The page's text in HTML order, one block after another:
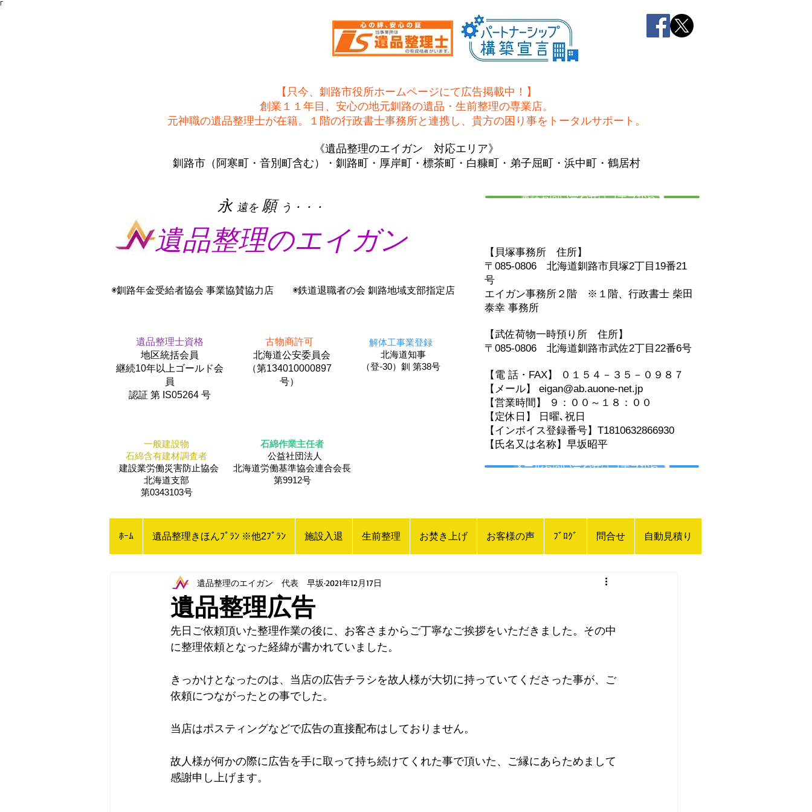
Γ
【只今、釧路市役所ホームページにて広告掲載中！】
創業１１年目、安心の地元釧路の遺品・生前整理の専業店。
​元神職の遺品整理士が在籍。１階の行政書士事務所と連携し、貴方の困り事をトータルサポート。
《遺品整理のエイガン 対応エリア》
釧路市（阿寒町・音別町含む）・釧路町・厚岸町・標茶町・白糠町・弟子屈町・浜中町・鶴居村
​永 遠を 願 う・・・
遺品整理のエイガン
◉釧路年金受給者協会 事業協賛協力店 ◉鉄道退職者の会 釧路地域支部指定店
遺品整理士資格
地区統括会員
​継続10年以上ゴールド会
員
認証 第 IS05264 号
古物商許可
北海道公安委員会
（第134010000897
号）
解体工事業登録
北海道知事
（登-30）釧 第38号
一般建設物
石綿含有建材調査者
建設業労働災害防止協会
北海道支部
第0343103号
石綿作業主任者
公益社団法人
​北海道労働基準協会連合会長
第9912号
電話お問い合わせはコチラから☚
【貝塚事務所 住所】
〒085-0806 北海道釧路市貝塚2丁目19番21
号
エイガン事務所２階
※１階、 行政書士 柴田
泰幸 事務所
【武佐荷物一時預り所 住所】
〒085-0806 北海道釧路市武佐2丁目22番6号
【電 話・FAX】 ０１５４－３５－０９８７
【メール】 eigan@ab.auone-net.jp
【営業時間】 ９：００～１８：００
【定休日】 日曜､祝日
【インボイス登録番号】T1810632866930
【氏名又は名称】早坂昭平
メールお問い合わせはコチラから ☚
ﾎｰﾑ 遺品整理きほんﾌﾟﾗﾝ ※他2ﾌﾟﾗﾝ 施設入退 生前整理 お焚き上げ お客様の声 ﾌﾞﾛｸﾞ 問合せ 自動見積り
遺品整理広告
遺品整理のエイガン 代表 早坂 2021年12月17日
先日ご依頼頂いた整理作業の後に、お客さまからご丁寧なご挨拶をいただきました。その中
に整理依頼となった経緯が書かれていました。
きっかけとなったのは、当店の広告チラシを故人様が大切に持っていてくださった事が、ご
依頼につながったとの事でした。
当店はポスティングなどで広告の直接配布はしておりません。
故人様が何かの際に広告を手に取って持ち続けてくれた事で頂いた、ご縁にあらためまして
感謝申し上げます。